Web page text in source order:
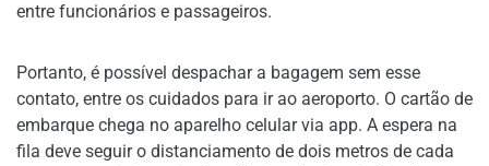
entre funcionários e passageiros.
Portanto, é possível despachar a bagagem sem esse
contato, entre os cuidados para ir ao aeroporto. O cartão de
embarque chega no aparelho celular via app. A espera na
fila deve seguir o distanciamento de dois metros de cada